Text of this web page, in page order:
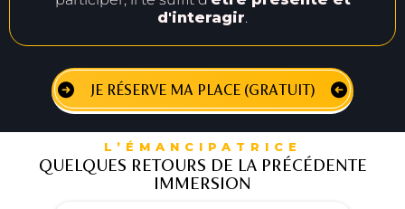
d'interagir.
JE RÉSERVE MA PLACE (GRATUIT)
L’ÉMANCIPATRICE
QUELQUES RETOURS DE LA PRÉCÉDENTE
IMMERSION